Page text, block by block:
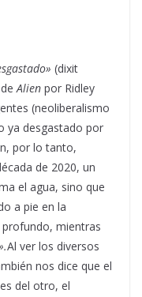
(dixit
deAlien por Ridley
(neoliberalismo
ya desgastado por
por lo tanto,
de 2020, un
el agua, sino que
a pie en la
mientras
Al ver los diversos
nos dice que el
del otro, el